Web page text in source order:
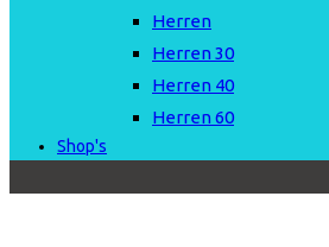
Herren
Herren 30
Herren 40
Herren 60
Shop's